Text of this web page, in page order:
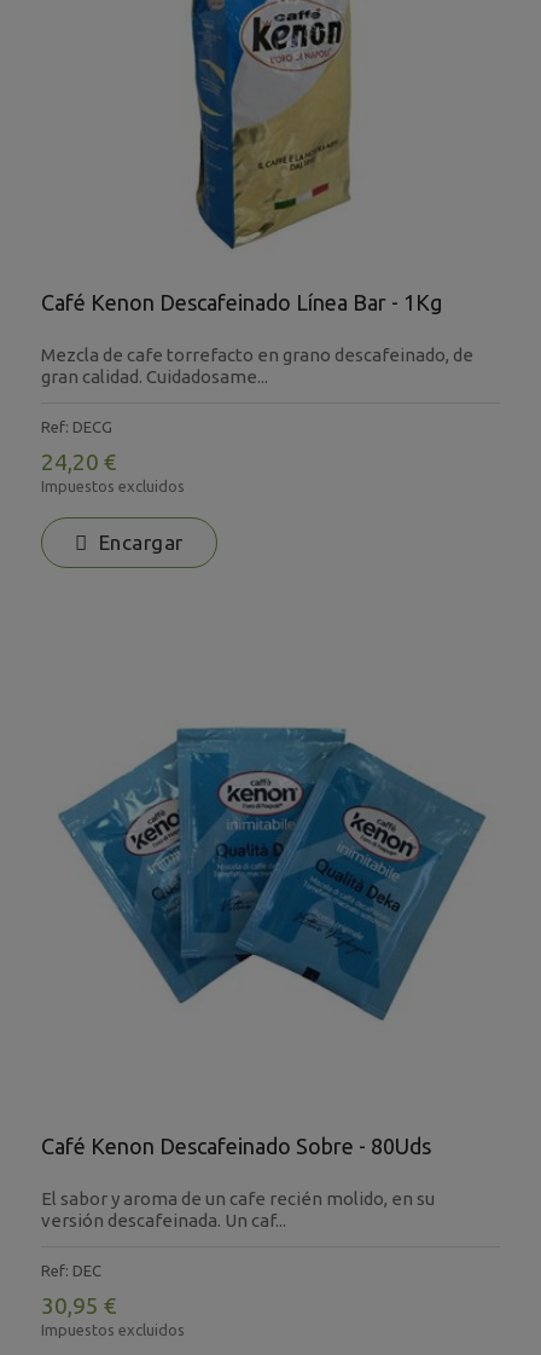
Café Kenon Descafeinado Línea Bar - 1Kg
Mezcla de cafe torrefacto en grano descafeinado, de
gran calidad. Cuidadosame...
Ref: DECG
24,20 €
Impuestos excluidos
Encargar
Café Kenon Descafeinado Sobre - 80Uds
El sabor y aroma de un cafe recién molido, en su
versión descafeinada. Un caf...
Ref: DEC
30,95 €
Impuestos excluidos